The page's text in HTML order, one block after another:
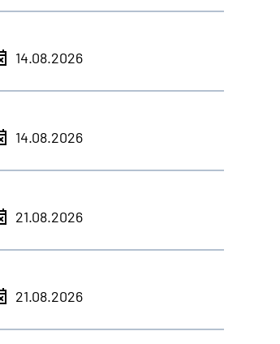
14.08.2026
14.08.2026
21.08.2026
21.08.2026